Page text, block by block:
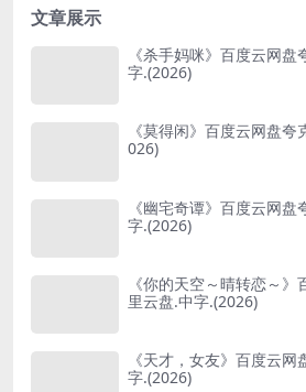
文章展示
《杀手妈咪》百度云网
字.(2026)
《莫得闲》百度云网盘
026)
《幽宅奇谭》百度云网
字.(2026)
《你的天空～晴转恋～
里云盘.中字.(2026)
《天才，女友》百度云
字.(2026)